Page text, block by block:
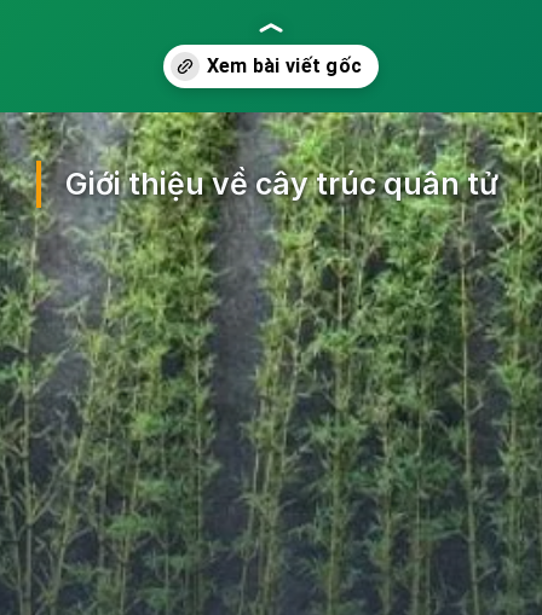
Đang mởhttps://ocopaz.vn/truc-quan-tu-260
Giới thiệu về cây trúc quân tử